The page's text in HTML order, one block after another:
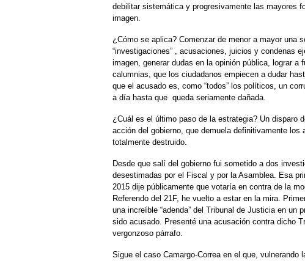
debilitar sistemática y progresivamente las mayores
imagen.
¿Cómo se aplica? Comenzar de menor a mayor una
“investigaciones” , acusaciones, juicios y condenas
imagen, generar dudas en la opinión pública, lograr
calumnias, que los ciudadanos empiecen a dudar
que el acusado es, como “todos” los políticos, un
a día hasta que queda seriamente dañada.
¿Cuál es el último paso de la estrategia? Un disparo
acción del gobierno, que demuela definitivamente
totalmente destruido.
Desde que salí del gobierno fui sometido a dos
desestimadas por el Fiscal y por la Asamblea. Esa
2015 dije públicamente que votaría en contra de la
Referendo del 21F, he vuelto a estar en la mira.
una increíble “adenda” del Tribunal de Justicia en
sido acusado. Presenté una acusación contra dicho
vergonzoso párrafo.
Sigue el caso Camargo-Correa en el que,